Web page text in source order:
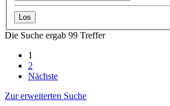
Die Suche ergab 99 Treffer
1
2
Nächste
Zur erweiterten Suche